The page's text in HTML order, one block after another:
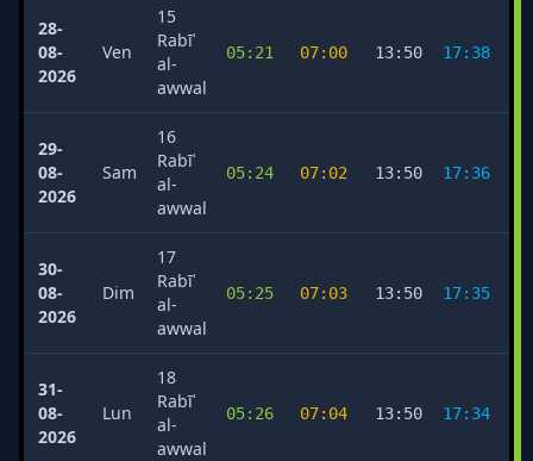
28-
08-
2026
Ven
15
Rabīʿ
al-
awwal
05:21 07:00 13:50 17:38
29-
08-
2026
Sam
16
Rabīʿ
al-
awwal
05:24 07:02 13:50 17:36
30-
08-
2026
Dim
17
Rabīʿ
al-
awwal
05:25 07:03 13:50 17:35
31-
08-
2026
Lun
18
Rabīʿ
al-
awwal
05:26 07:04 13:50 17:34